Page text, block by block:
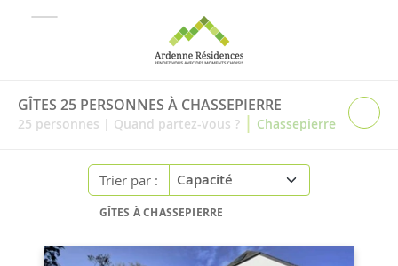
GÎTES 25 PERSONNES À CHASSEPIERRE
25 personnes | Quand partez-vous ? | Chassepierre
Trier par :
GÎTES À CHASSEPIERRE